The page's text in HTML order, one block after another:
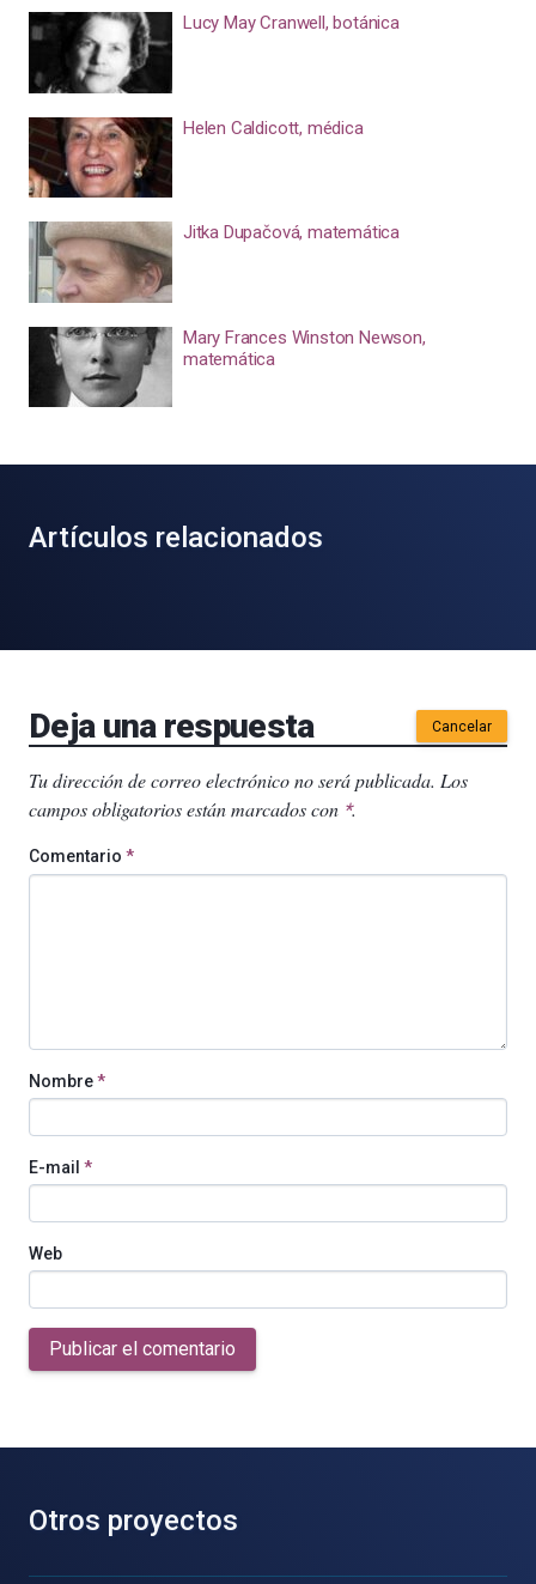
Lucy May Cranwell, botánica
Helen Caldicott, médica
Jitka Dupačová, matemática
Mary Frances Winston Newson,
matemática
Artículos relacionados
Deja una respuesta Cancelar
Tu dirección de correo electrónico no será publicada. Los
campos obligatorios están marcados con *.
Comentario *
Nombre*
E-mail *
Web
Publicar el comentario
Otros proyectos